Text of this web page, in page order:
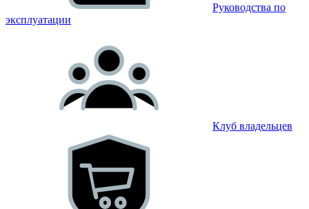
Руководства по
эксплуатации
Клуб владельцев